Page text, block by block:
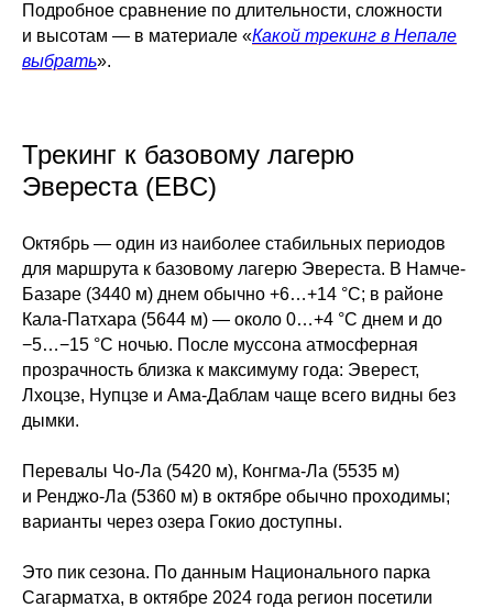
Подробное сравнение по длительности, сложности
и высотам — в материале «Какой трекинг в Непале
выбрать».
Трекинг к базовому лагерю
Эвереста (EBC)
Октябрь — один из наиболее стабильных периодов
для маршрута к базовому лагерю Эвереста. В Намче-
Базаре (3440 м) днем обычно +6…+14 °C; в районе
Кала-Патхара (5644 м) — около 0…+4 °C днем и до
−5…−15 °C ночью. После муссона атмосферная
прозрачность близка к максимуму года: Эверест,
Лхоцзе, Нупцзе и Ама-Даблам чаще всего видны без
дымки.
Перевалы Чо-Ла (5420 м), Конгма-Ла (5535 м)
и Ренджо-Ла (5360 м) в октябре обычно проходимы;
варианты через озера Гокио доступны.
Это пик сезона. По данным Национального парка
Сагарматха, в октябре 2024 года регион посетили